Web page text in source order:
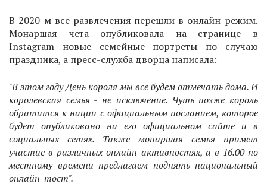
В 2020-м все развлечения перешли в онлайн-режим.
Монаршая чета опубликовала на странице в
Instagram новые семейные портреты по случаю
праздника, а пресс-служба дворца написала:
"В этом году День короля мы все будем отмечать дома. И
королевская семья - не исключение. Чуть позже король
обратится к нации с официальным посланием, которое
будет опубликовано на его официальном сайте и в
социальных сетях. Также монаршая семья примет
участие в различных онлайн-активностях, а в 16.00 по
местному времени предлагаем поднять национальный
онлайн-тост".